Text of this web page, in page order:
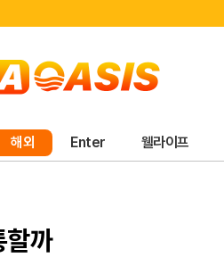
해외 Enter 웰라이프
할까